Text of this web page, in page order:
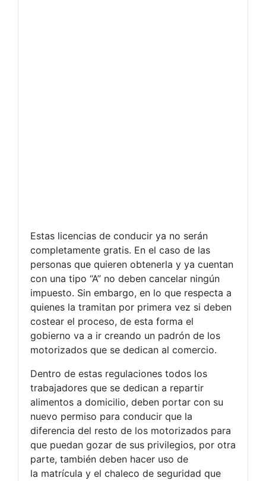
Estas licencias de conducir ya no serán
completamente gratis. En el caso de las
personas que quieren obtenerla y ya cuentan
con una tipo “A” no deben cancelar ningún
impuesto. Sin embargo, en lo que respecta a
quienes la tramitan por primera vez si deben
costear el proceso, de esta forma el
gobierno va a ir creando un padrón de los
motorizados que se dedican al comercio.
Dentro de estas regulaciones todos los
trabajadores que se dedican a repartir
alimentos a domicilio, deben portar con su
nuevo permiso para conducir que la
diferencia del resto de los motorizados para
que puedan gozar de sus privilegios, por otra
parte, también deben hacer uso de
la matrícula y el chaleco de seguridad que